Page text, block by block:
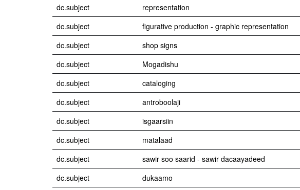
dc.subject
representation
dc.subject
figurative production - graphic representation
dc.subject
shop signs
dc.subject
Mogadishu
dc.subject
cataloging
dc.subject
antroboolaji
dc.subject
isgaarsiin
dc.subject
matalaad
dc.subject
sawir soo saarid - sawir dacaayadeed
dc.subject
dukaamo